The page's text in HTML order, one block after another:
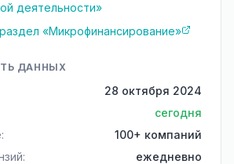
деятельности»
«Микрофинансирование»
ДАННЫХ
28 октября 2024
сегодня
100+ компаний
ежедневно